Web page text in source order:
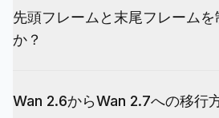
ーテリングに引き続き優れた選択
音声が一貫したマルチキャラクター
なります。
video_urlsで送信し、プロンプトで
（例：「背景を雨に濡れた街に変更
に動画を編集します。durationを0
先頭フレームと末尾フレーム
か？
フレーム、image_endで末尾フレ
Wan 2.6からWan 2.7への移行